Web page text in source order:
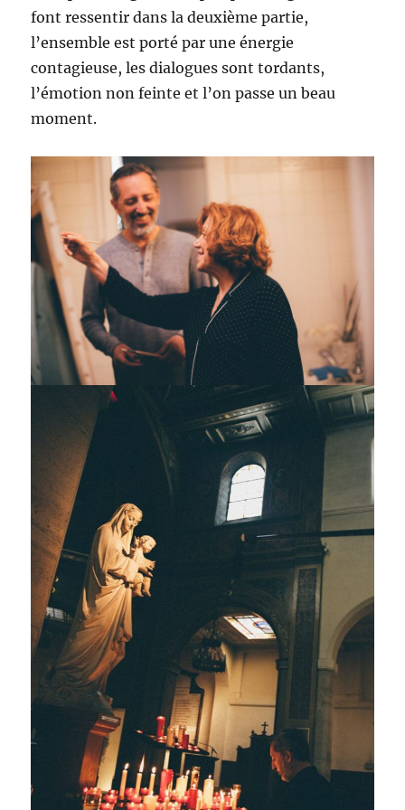
font ressentir dans la deuxième partie,
l’ensemble est porté par une énergie
contagieuse, les dialogues sont tordants,
l’émotion non feinte et l’on passe un beau
moment.